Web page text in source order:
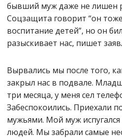
бывший муж даже не лишен
Соцзащита говорит “он
воспитание детей”, но он
разыскивает нас, пишет
Вырвались мы после того,
закрыл нас в подвале.
три месяца, у меня сел
Забеспокоились. Приехали
мужьями. Мой муж
людей. Мы забрали самые